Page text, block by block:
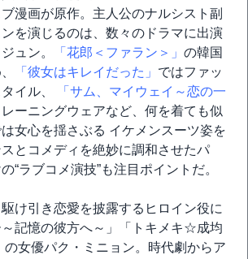
漫画が原作。主人公のナルシスト副
を演じるのは、数々のドラマに出演
ュン。
「花郎＜ファラン＞」 の韓国
「彼女はキレイだった」 ではファッ
イル、
「サム、マイウェイ～恋の一
ーニングウェアなど、何を着ても似
女心を揺さぶる イケメンスーツ姿を
とコメディを絶妙に調和させたパ
“ラブコメ演技”も注目ポイントだ。
け引き恋愛を披露するヒロイン役に
記憶の彼方へ～」「トキメキ☆成均
の女優パク・ミニョン。時代劇からア